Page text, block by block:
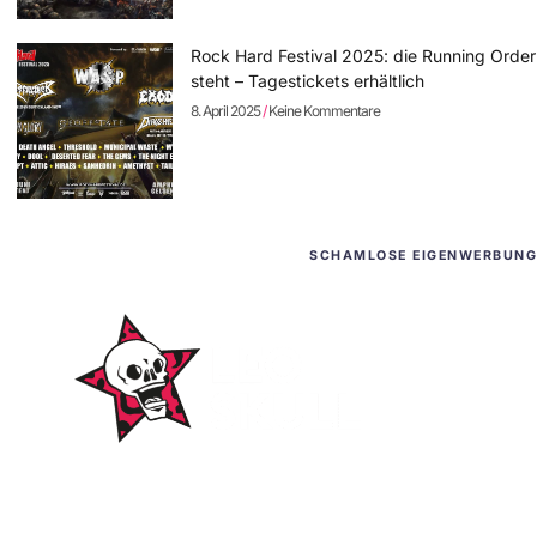
Rock Hard Festival 2025: die Running Order
steht – Tagestickets erhältlich
8. April 2025 Keine Kommentare
SCHAMLOSE EIGENWERBUNG